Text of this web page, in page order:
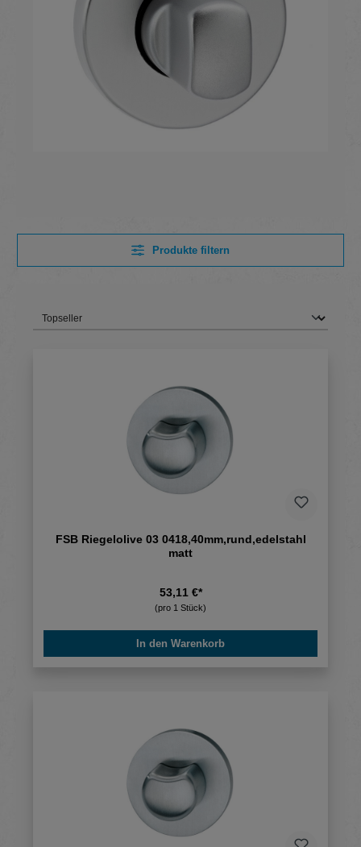
Produkte filtern
FSB Riegelolive 03 0418,40mm,rund,edelstahl
matt
53,11 €*
(pro 1 Stück)
In den Warenkorb